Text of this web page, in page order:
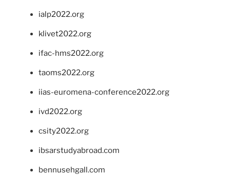
ialp2022.org
klivet2022.org
ifac-hms2022.org
taoms2022.org
iias-euromena-conference2022.org
ivd2022.org
csity2022.org
ibsarstudyabroad.com
bennusehgall.com